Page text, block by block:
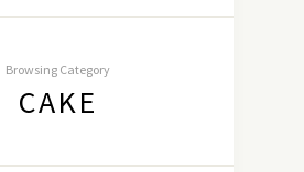
Browsing Category
CAKE